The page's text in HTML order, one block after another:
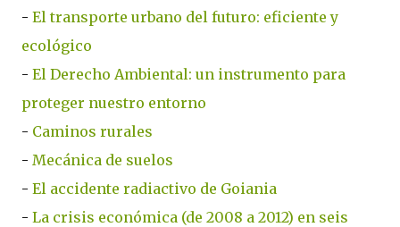
- El transporte urbano del futuro: eficiente y
ecológico
- El Derecho Ambiental: un instrumento para
proteger nuestro entorno
- Caminos rurales
- Mecánica de suelos
- El accidente radiactivo de Goiania
- La crisis económica (de 2008 a 2012) en seis